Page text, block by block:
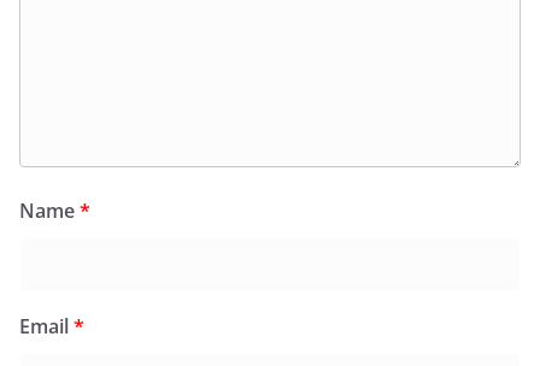
Name*
Email*